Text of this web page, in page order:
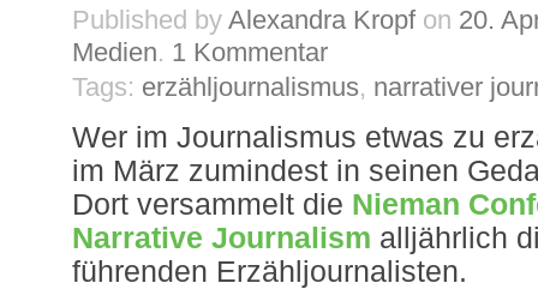
Published by Alexandra Kropf on 20.
Medien. 1 Kommentar
Tags: erzähljournalismus, narrativer
Wer im Journalismus etwas zu
im März zumindest in seinen
Dort versammelt die Nieman
Narrative Journalism alljährlich
führenden Erzähljournalisten.